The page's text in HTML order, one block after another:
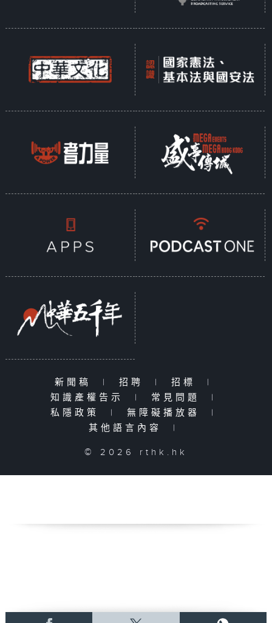
新聞稿 | 招聘 | 招標
|
知識產權告示
| 常見問題
|
私隱政策
| 無障礙播放器
|
其他語言內容
|
© 2026 rthk.hk